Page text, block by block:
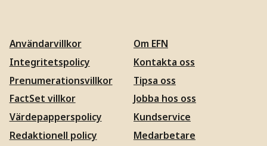
Användarvillkor
Integritetspolicy
Prenumerationsvillkor
FactSet villkor
Värdepapperspolicy
Redaktionell policy
Om EFN
Kontakta oss
Tipsa oss
Jobba hos oss
Kundservice
Medarbetare